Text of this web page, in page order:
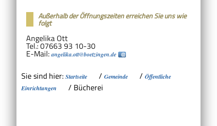
Außerhalb der Öffnungszeiten erreichen Sie uns wie
folgt
Angelika Ott
Tel.: 07663 93 10-30
E-Mail:angelika.ott@boetzingen.de
Sie sind hier: Startseite / Gemeinde / Öffentliche
Einrichtungen
/ Bücherei